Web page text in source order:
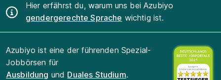
Hier erfährst du, warum uns bei Azubiyo
gendergerechte Sprache wichtig ist.
Azubiyo ist eine der führenden Spezial-
Jobbörsen für
Ausbildung und Duales Studium.